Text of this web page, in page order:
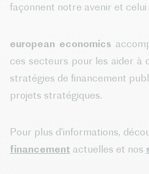
façonnent notre avenir et
european economics
ces secteurs pour les aider à
stratégies de financement
projets stratégiques.
Pour plus d’informations,
financement actuelles et nos